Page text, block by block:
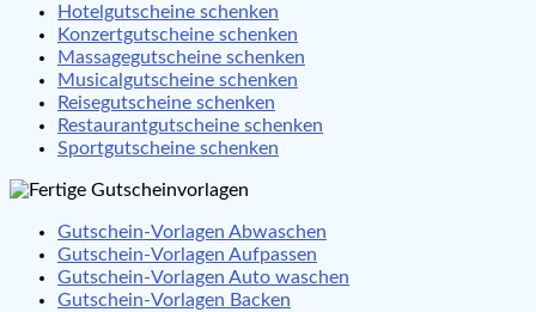
Hotelgutscheine schenken
Konzertgutscheine schenken
Massagegutscheine schenken
Musicalgutscheine schenken
Reisegutscheine schenken
Restaurantgutscheine schenken
Sportgutscheine schenken
Gutschein-Vorlagen Abwaschen
Gutschein-Vorlagen Aufpassen
Gutschein-Vorlagen Auto waschen
Gutschein-Vorlagen Backen